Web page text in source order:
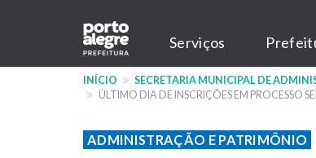
conteúdo
Main
navigation
Serviços
INÍCIO
SECRETARIA MUNICIPAL DE
ÚLTIMO DIA DE INSCRIÇÕES EM PROCESSO
ADMINISTRAÇÃO E PATRIMÔNIO